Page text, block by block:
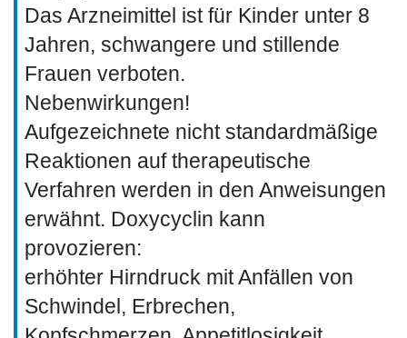
Das Arzneimittel ist für Kinder unter 8
Jahren, schwangere und stillende
Frauen verboten.
Nebenwirkungen!
Aufgezeichnete nicht standardmäßige
Reaktionen auf therapeutische
Verfahren werden in den Anweisungen
erwähnt. Doxycyclin kann
provozieren:
erhöhter Hirndruck mit Anfällen von
Schwindel, Erbrechen,